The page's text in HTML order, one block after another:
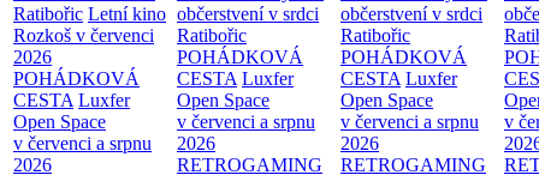
Ratibořic Letní kino
Rozkoš v červenci
2026
POHÁDKOVÁ
CESTA Luxfer
Open Space
v červenci a srpnu
2026
občerstvení v srdci
Ratibořic
POHÁDKOVÁ
CESTA Luxfer
Open Space
v červenci a srpnu
2026
RETROGAMING
občerstvení v srdci
Ratibořic
POHÁDKOVÁ
CESTA Luxfer
Open Space
v červenci a srpnu
2026
RETROGAMING
v